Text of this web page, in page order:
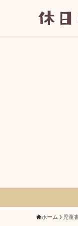
ホーム 児童